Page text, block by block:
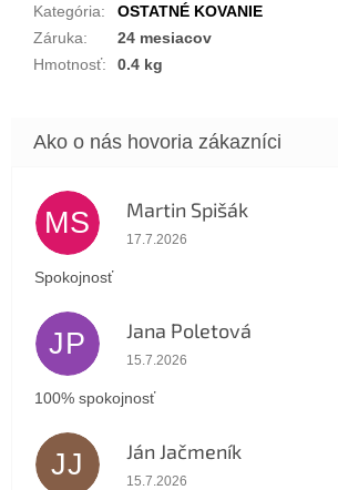
Kategória:
OSTATNÉ KOVANIE
Záruka:
24 mesiacov
Hmotnosť: 0.4 kg
MS Martin Spišák
Hodnotenie obchodu je 5 z 5
17.7.2026
Spokojnosť
JP Jana Poletová
Hodnotenie obchodu je 5 z 5
15.7.2026
100% spokojnosť
JJ Ján Jačmeník
Hodnotenie obchodu je 5 z 5
15.7.2026